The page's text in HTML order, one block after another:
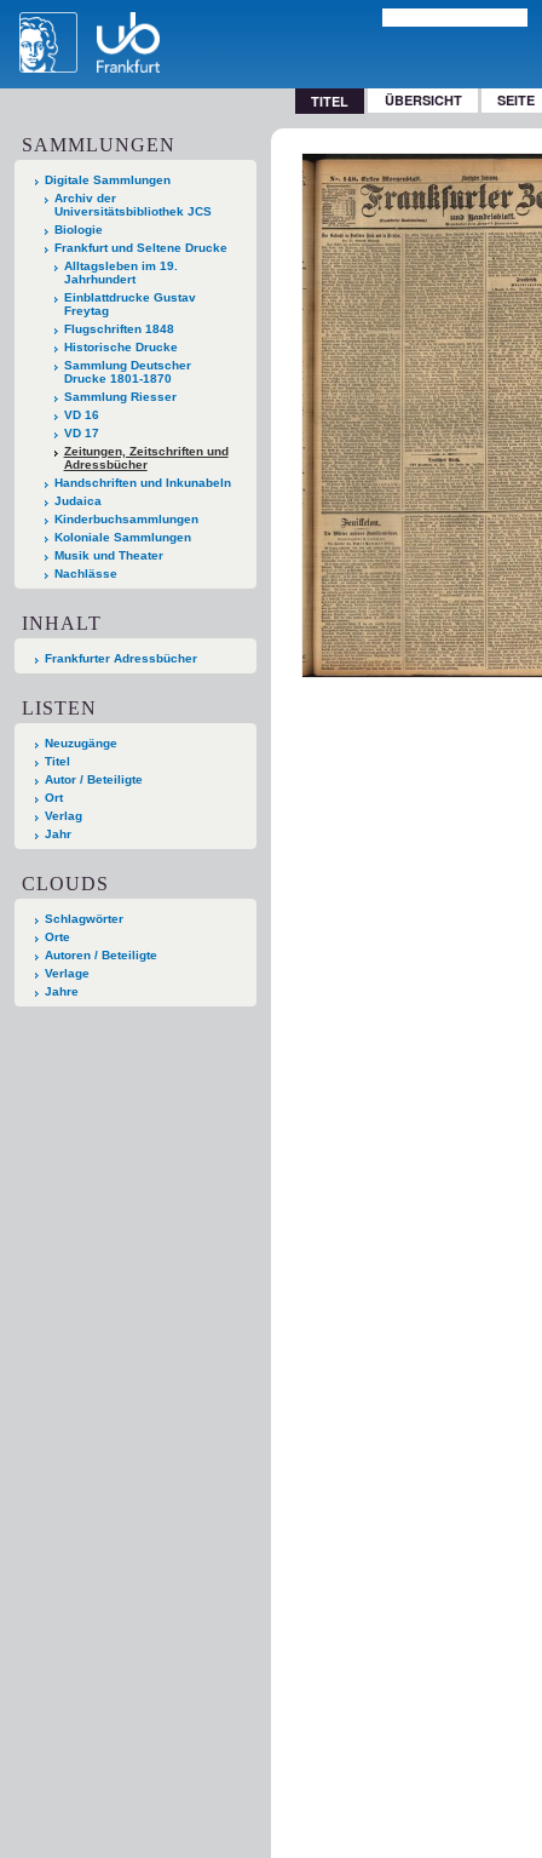
TITEL ÜBERSICHT SEITE
SAMMLUNGEN
Digitale Sammlungen
Archiv der
Universitätsbibliothek JCS
Biologie
Frankfurt und Seltene Drucke
Alltagsleben im 19.
Jahrhundert
Einblattdrucke Gustav
Freytag
Flugschriften 1848
Historische Drucke
Sammlung Deutscher
Drucke 1801-1870
Sammlung Riesser
VD 16
VD 17
Zeitungen, Zeitschriften und
Adressbücher
Handschriften und Inkunabeln
Judaica
Kinderbuchsammlungen
Koloniale Sammlungen
Musik und Theater
Nachlässe
INHALT
Frankfurter Adressbücher
LISTEN
Neuzugänge
Titel
Autor / Beteiligte
Ort
Verlag
Jahr
CLOUDS
Schlagwörter
Orte
Autoren / Beteiligte
Verlage
Jahre